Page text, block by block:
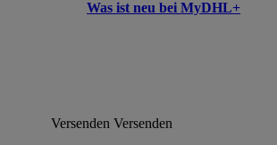
Was ist neu bei MyDHL+
Versenden Versenden